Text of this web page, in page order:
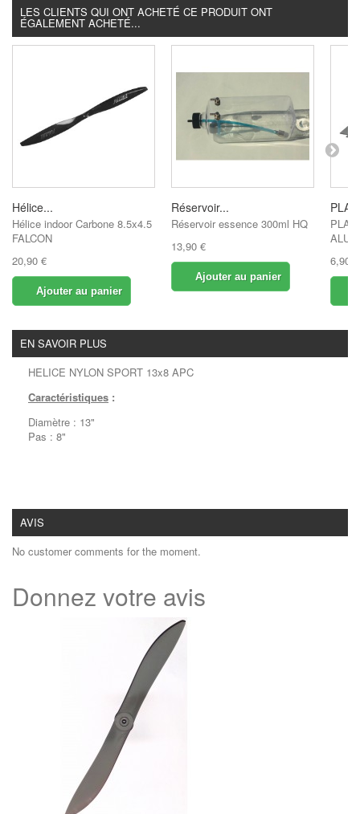
LES CLIENTS QUI ONT ACHETÉ CE PRODUIT ONT
ÉGALEMENT ACHETÉ...
Hélice...
Hélice indoor Carbone 8.5x4.5
FALCON
20,90 €
Ajouter au panier
Réservoir...
Réservoir essence 300ml HQ
13,90 €
Ajouter au panier
6,90 €
EN SAVOIR PLUS
HELICE NYLON SPORT 13x8 APC
Caractéristiques :
Diamètre : 13"
Pas : 8"
AVIS
No customer comments for the moment.
Donnez votre avis